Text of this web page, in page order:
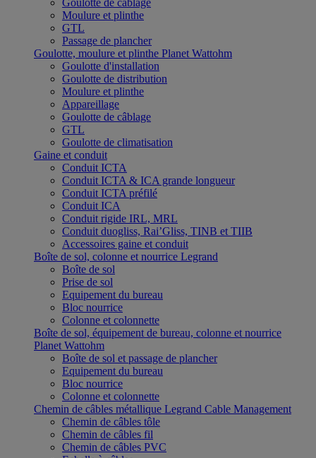
Goulotte de câblage
Moulure et plinthe
GTL
Passage de plancher
Goulotte, moulure et plinthe Planet Wattohm
Goulotte d'installation
Goulotte de distribution
Moulure et plinthe
Appareillage
Goulotte de câblage
GTL
Goulotte de climatisation
Gaine et conduit
Conduit ICTA
Conduit ICTA & ICA grande longueur
Conduit ICTA préfilé
Conduit ICA
Conduit rigide IRL, MRL
Conduit duogliss, Rai’Gliss, TINB et TIIB
Accessoires gaine et conduit
Boîte de sol, colonne et nourrice Legrand
Boîte de sol
Prise de sol
Equipement du bureau
Bloc nourrice
Colonne et colonnette
Boîte de sol, équipement de bureau, colonne et nourrice
Planet Wattohm
Boîte de sol et passage de plancher
Equipement du bureau
Bloc nourrice
Colonne et colonnette
Chemin de câbles métallique Legrand Cable Management
Chemin de câbles tôle
Chemin de câbles fil
Chemin de câbles PVC